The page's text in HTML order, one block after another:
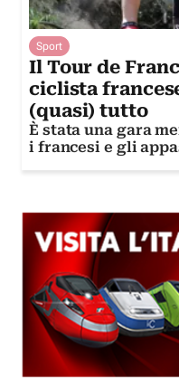
Sport
Il Tour de
ciclista
(quasi) tutto
È stata una gara
i francesi e gli